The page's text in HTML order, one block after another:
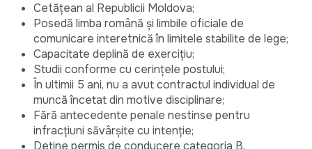
Cetățean al Republicii Moldova;
Posedă limba română și limbile oficiale de
comunicare interetnică în limitele stabilite de lege;
Capacitate deplină de exercițiu;
Studii conforme cu cerințele postului;
În ultimii 5 ani, nu a avut contractul individual de
muncă încetat din motive disciplinare;
Fără antecedente penale nestinse pentru
infracțiuni săvârșite cu intenție;
Deține permis de conducere categoria B.